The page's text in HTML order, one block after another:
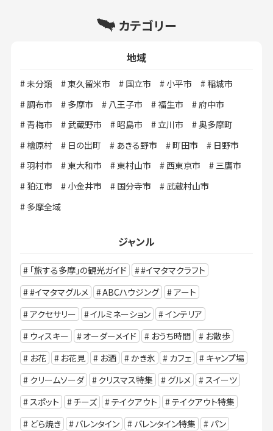
カテゴリー
地域
未分類 東久留米市 国立市 小平市
稲城市
調布市
多摩市 八王子市 福生市
府中市
青梅市
武蔵野市 昭島市 立川市
奥多摩町
檜原村
日の出町 あきる野市 町田市
日野市
羽村市
東大和市 東村山市 西東京市
三鷹市
狛江市
小金井市 国分寺市
武蔵村山市
多摩全域
ジャンル
「旅する多摩」の観光ガイド
#イマタマクラフト
#イマタマグルメ
ABCハウジング
アート
アクセサリー
イルミネーション
インテリア
ウィスキー
オーダーメイド おうち時間
お散歩
お花
お花見 お酒 かき氷 カフェ
キャンプ場
クリームソーダ
クリスマス特集 グルメ
スイーツ
スポット
チーズ テイクアウト
テイクアウト特集
どら焼き
バレンタイン バレンタイン特集
パン